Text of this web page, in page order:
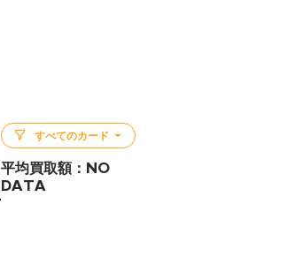
すべてのカード
平均買取額： NO
DATA